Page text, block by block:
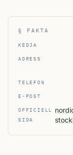
§ FAKTA
KEDJA
ADRESS
TELEFON
E-POST
OFFICIELL
SIDA